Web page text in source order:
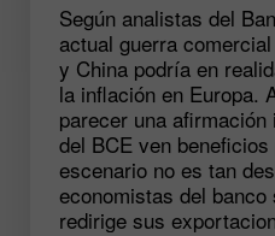
Según analistas del
actual guerra
y China podría en
la inflación en Europa.
parecer una
del BCE ven
escenario no es tan
economistas del
redirige sus